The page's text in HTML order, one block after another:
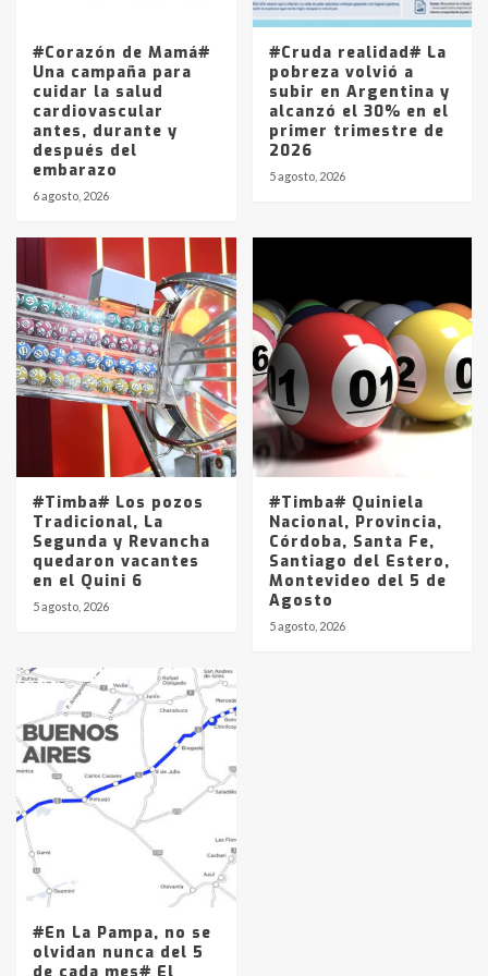
entre 857 a 1338 pesos
#Corazón de Mamá#
Una campaña para
cuidar la salud
cardiovascular
antes, durante y
después del
embarazo
6 agosto, 2026
#Cruda realidad# La
pobreza volvió a
subir en Argentina y
alcanzó el 30% en el
primer trimestre de
2026
5 agosto, 2026
#Timba# Los pozos
Tradicional, La
Segunda y Revancha
quedaron vacantes
en el Quini 6
5 agosto, 2026
#Timba# Quiniela
Nacional, Provincia,
Córdoba, Santa Fe,
Santiago del Estero,
Montevideo del 5 de
Agosto
5 agosto, 2026
#En La Pampa, no se
olvidan nunca del 5